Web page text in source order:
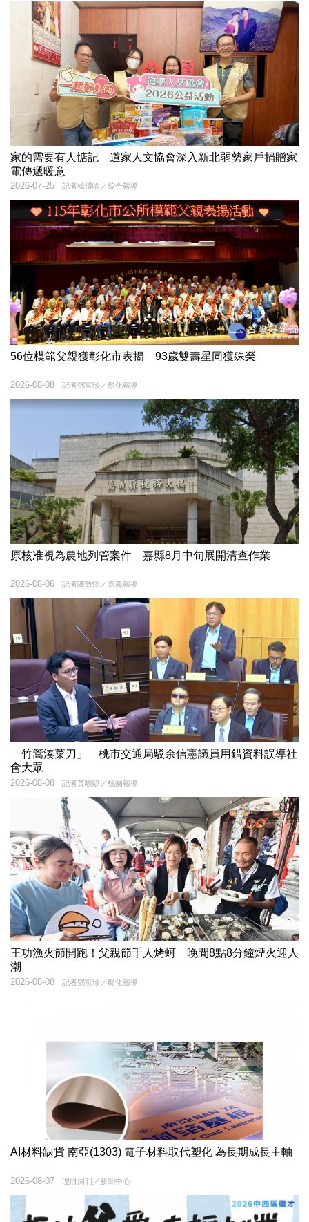
家的需要有人惦記 道家人文協會深入新北弱勢家戶捐贈家
電傳遞暖意
記者楊博喻／綜合報導
2026-07-25
56位模範父親獲彰化市表揚 93歲雙壽星同獲殊榮
記者鄧富珍／彰化報導
2026-08-08
原核准視為農地列管案件 嘉縣8月中旬展開清查作業
記者陳致愷／嘉義報導
2026-08-06
「竹篙湊菜刀」 桃市交通局駁余信憲議員用錯資料誤導社
會大眾
記者黃駿騏／桃園報導
2026-08-08
王功漁火節開跑！父親節千人烤蚵 晚間8點8分鐘煙火迎人
潮
記者鄧富珍／彰化報導
2026-08-08
AI材料缺貨 南亞(1303) 電子材料取代塑化 為長期成長主軸
理財周刊／新聞中心
2026-08-07